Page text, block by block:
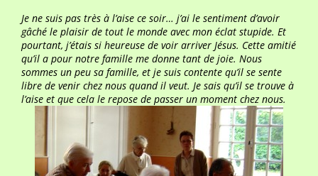
Je ne suis pas très à l’aise ce soir… j’ai le sentiment d’avoir
gâché le plaisir de tout le monde avec mon éclat stupide. Et
pourtant, j’étais si heureuse de voir arriver Jésus. Cette amitié
qu’il a pour notre famille me donne tant de joie. Nous
sommes un peu sa famille, et je suis contente qu’il se sente
libre de venir chez nous quand il veut. Je sais qu’il se trouve à
l’aise et que cela le repose de passer un moment chez nous.